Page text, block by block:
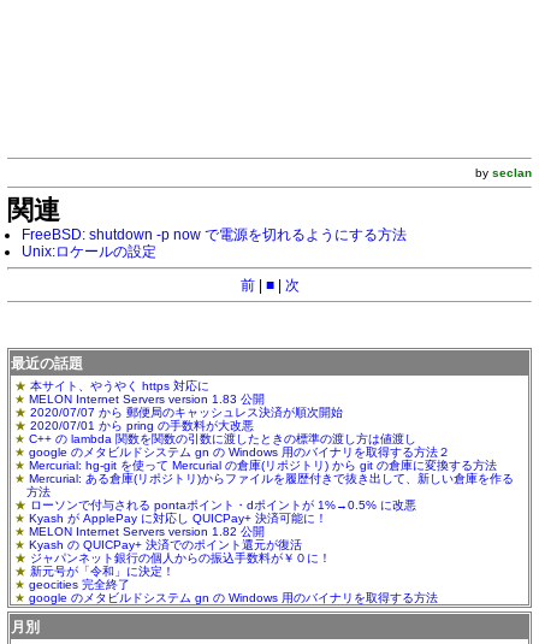
by seclan
関連
FreeBSD: shutdown -p now で電源を切れるようにする方法
Unix:ロケールの設定
前| ■| 次
最近の話題
本サイト、やうやく https 対応に
MELON Internet Servers version 1.83 公開
2020/07/07 から 郵便局のキャッシュレス決済が順次開始
2020/07/01 から pring の手数料が大改悪
C++ の lambda 関数を関数の引数に渡したときの標準の渡し方は値渡し
google のメタビルドシステム gn の Windows 用のバイナリを取得する方法２
Mercurial: hg-git を使って Mercurial の倉庫(リポジトリ) から git の倉庫に変換する方法
Mercurial: ある倉庫(リポジトリ)からファイルを履歴付きで抜き出して、新しい倉庫を作る
方法
ローソンで付与される pontaポイント・dポイントが 1%→0.5% に改悪
Kyash が ApplePay に対応し QUICPay+ 決済可能に！
MELON Internet Servers version 1.82 公開
Kyash の QUICPay+ 決済でのポイント還元が復活
ジャパンネット銀行の個人からの振込手数料が￥０に！
新元号が「令和」に決定！
geocities 完全終了
google のメタビルドシステム gn の Windows 用のバイナリを取得する方法
月別